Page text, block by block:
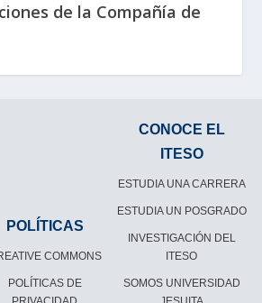
de la Compañía de
POLÍTICAS
COMMONS
POLÍTICAS DE
CONOCE EL
ITESO
ESTUDIA UNA CARRERA
ESTUDIA UN POSGRADO
INVESTIGACIÓN DEL
ITESO
SOMOS UNIVERSIDAD